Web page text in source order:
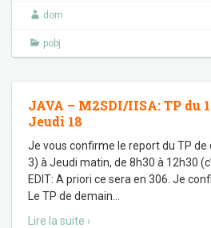
dom
pobj
JAVA – M2SDI/IISA: TP du
Jeudi 18
Je vous confirme le report du TP
3) à Jeudi matin, de 8h30 à 12h30
EDIT: A priori ce sera en 306. Je
Le TP de demain
Lire la suite ›